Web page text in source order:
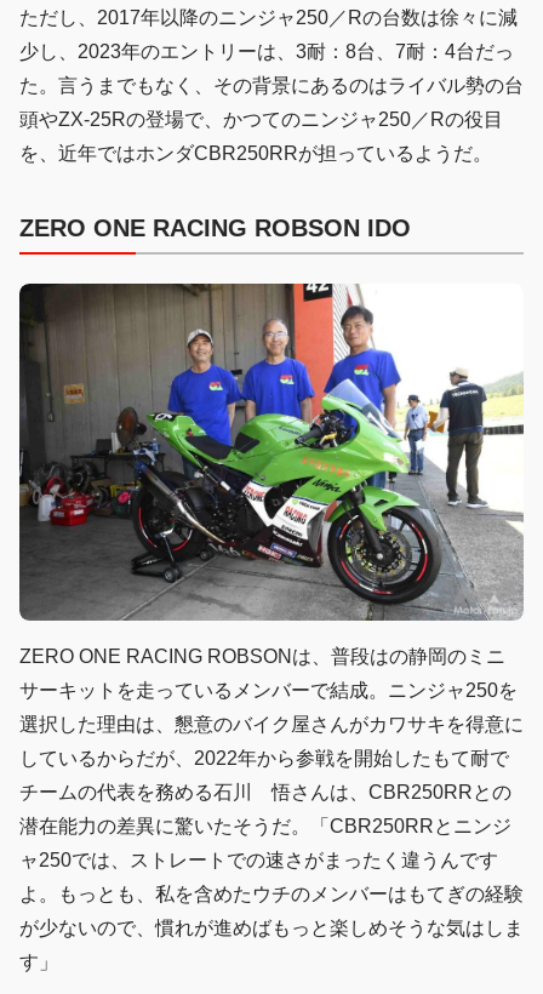
ただし、2017年以降のニンジャ250／Rの台数は徐々に減
少し、2023年のエントリーは、3耐：8台、7耐：4台だっ
た。言うまでもなく、その背景にあるのはライバル勢の台
頭やZX-25Rの登場で、かつてのニンジャ250／Rの役目
を、近年ではホンダCBR250RRが担っているようだ。
ZERO ONE RACING ROBSON IDO
ZERO ONE RACING ROBSONは、普段はの静岡のミニ
サーキットを走っているメンバーで結成。ニンジャ250を
選択した理由は、懇意のバイク屋さんがカワサキを得意に
しているからだが、2022年から参戦を開始したもて耐で
チームの代表を務める石川 悟さんは、CBR250RRとの
潜在能力の差異に驚いたそうだ。「CBR250RRとニンジ
ャ250では、ストレートでの速さがまったく違うんです
よ。もっとも、私を含めたウチのメンバーはもてぎの経験
が少ないので、慣れが進めばもっと楽しめそうな気はしま
す」